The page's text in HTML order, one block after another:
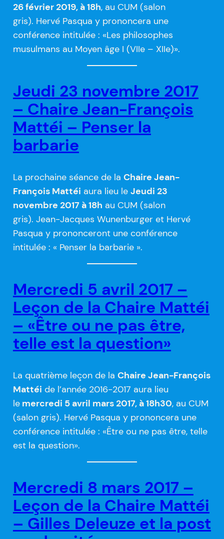
26 février 2019, à 18h, au CUM (salon
gris). Hervé Pasqua y prononcera une
conférence intitulée : «Les philosophes
musulmans au Moyen âge I (VIIe – XIIe)».
Jeudi 23 novembre 2017
– Chaire Jean-François
Mattéi – Penser la
barbarie
La prochaine séance de la Chaire Jean-
François Mattéi aura lieu le Jeudi 23
novembre 2017 à 18h au CUM (salon
gris). Jean-Jacques Wunenburger et Hervé
Pasqua y prononceront une conférence
intitulée : « Penser la barbarie ».
Mercredi 5 avril 2017 –
Leçon de la Chaire Mattéi
– «Être ou ne pas être,
telle est la question»
La quatrième leçon de la Chaire Jean-François
Mattéi de l’année 2016-2017 aura lieu
lemercredi 5 avril mars 2017, à 18h30, au CUM
(salon gris). Hervé Pasqua y prononcera une
conférence intitulée : «Être ou ne pas être, telle
est la question».
Mercredi 8 mars 2017 –
Leçon de la Chaire Mattéi
– Gilles Deleuze et la post